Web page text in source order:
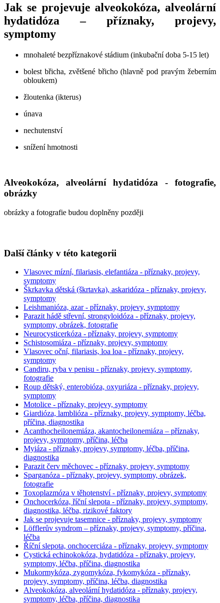
Jak se projevuje alveokokóza, alveolární
hydatidóza – příznaky, projevy,
symptomy
mnohaleté bezpříznakové stádium (inkubační doba 5-15 let)
bolest břicha, zvětšené břicho (hlavně pod pravým žeberním
obloukem)
žloutenka (ikterus)
únava
nechutenství
snížení hmotnosti
Alveokokóza, alveolární hydatidóza - fotografie,
obrázky
obrázky a fotografie budou doplněny později
Další články v této kategorii
Vlasovec mízní, filariasis, elefantiáza - příznaky, projevy,
symptomy
Škrkavka dětská (škrtavka), askaridóza - příznaky, projevy,
symptomy
Leishmanióza, azar - příznaky, projevy, symptomy
Parazit hádě střevní, strongyloidóza - příznaky, projevy,
symptomy, obrázek, fotografie
Neurocysticerkóza - příznaky, projevy, symptomy
Schistosomiáza - příznaky, projevy, symptomy
Vlasovec oční, filariasis, loa loa - příznaky, projevy,
symptomy
Candiru, ryba v penisu - příznaky, projevy, symptomy,
fotografie
Roup dětský, enterobióza, oxyuriáza - příznaky, projevy,
symptomy
Motolice - příznaky, projevy, symptomy
Giardióza, lamblióza - příznaky, projevy, symptomy, léčba,
příčina, diagnostika
Acanthocheilonemiáza, akantocheilonemiáza – příznaky,
projevy, symptomy, příčina, léčba
Myiáza - příznaky, projevy, symptomy, léčba, příčina,
diagnostika
Parazit červ měchovec - příznaky, projevy, symptomy
Sparganóza - příznaky, projevy, symptomy, obrázek,
fotografie
Toxoplazmóza v těhotenství - příznaky, projevy, symptomy
Onchocerkóza, říční slepota - příznaky, projevy, symptomy,
diagnostika, léčba, rizikové faktory
Jak se projevuje tasemnice - příznaky, projevy, symptomy
Löfflerův syndrom – příznaky, projevy, symptomy, příčina,
léčba
Říční slepota, onchocerciáza - příznaky, projevy, symptomy
Cystická echinokokóza, hydatidóza - příznaky, projevy,
symptomy, léčba, příčina, diagnostika
Mukormykóza, zygomykóza, fykomykóza - příznaky,
projevy, symptomy, příčina, léčba, diagnostika
Alveokokóza, alveolární hydatidóza - příznaky, projevy,
symptomy, léčba, příčina, diagnostika